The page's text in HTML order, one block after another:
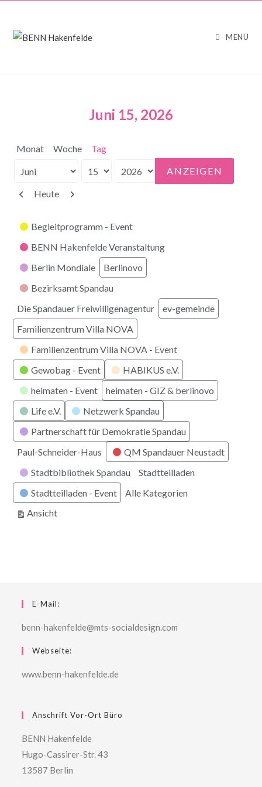
MENÜ
Juni 15, 2026
Monat Woche Tag
Monat
Tag
Jahr
Zurück
Heute Weiter
Kategorien
Begleitprogramm - Event
BENN Hakenfelde Veranstaltung
Berlin Mondiale
Berlinovo
Bezirksamt Spandau
Die Spandauer Freiwilligenagentur
ev-gemeinde
Familienzentrum Villa NOVA
Familienzentrum Villa NOVA - Event
Gewobag - Event
HABIKUS e.V.
heimaten - Event
heimaten - GIZ & berlinovo
Life e.V.
Netzwerk Spandau
Partnerschaft für Demokratie Spandau
Paul-Schneider-Haus
QM Spandauer Neustadt
Stadtbibliothek Spandau
Stadtteilladen
Stadtteilladen - Event
Alle Kategorien
Ansichtausdrucken
E-Mail:
benn-hakenfelde@mts-socialdesign.com
Webseite:
www.benn-hakenfelde.de
Anschrift Vor-Ort Büro
BENN Hakenfelde
Hugo-Cassirer-Str. 43
13587 Berlin